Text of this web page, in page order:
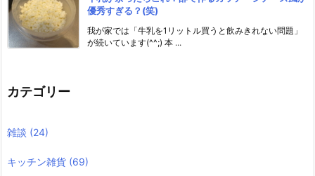
優秀すぎる？(笑)
我が家では「牛乳を1リットル買うと飲みきれない問題」
が続いています(^^;) 本 ...
カテゴリー
雑談 (24)
キッチン雑貨 (69)